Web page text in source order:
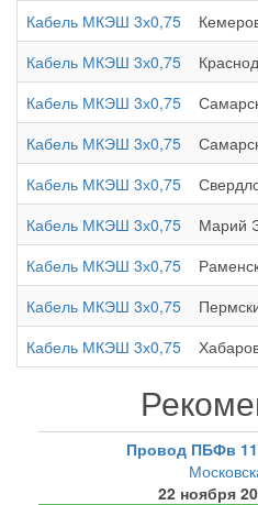
Кабель МКЭШ 3х0,75
Кабель МКЭШ 3х0,75
Кабель МКЭШ 3х0,75
Кабель МКЭШ 3х0,75
Кабель МКЭШ 3х0,75
Кабель МКЭШ 3х0,75
Марий
Кабель МКЭШ 3х0,75
Кабель МКЭШ 3х0,75
Кабель МКЭШ 3х0,75
Провод ПБФв
22 ноября